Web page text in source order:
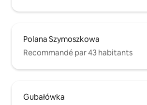
Polana Szymoszkowa
Recommandé par 43 habitants
Gubałówka